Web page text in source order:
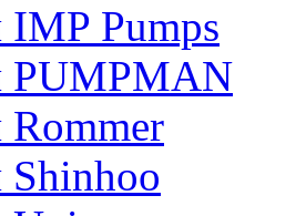
Pumps
PUMPMAN